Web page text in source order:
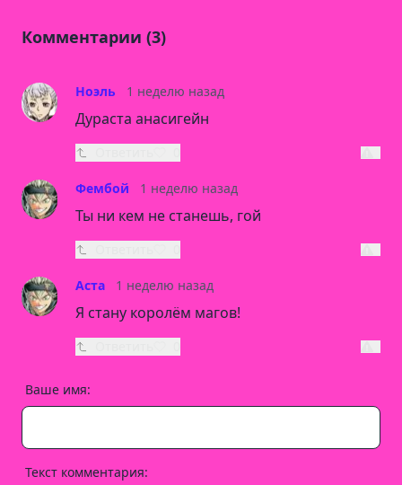
Комментарии (3)
Ноэль 1 неделю назад
Дураста анасигейн
Фембой 1 неделю назад
Ты ни кем не станешь, гой
Аста 1 неделю назад
Я стану королём магов!
Ваше имя:
Текст комментария: